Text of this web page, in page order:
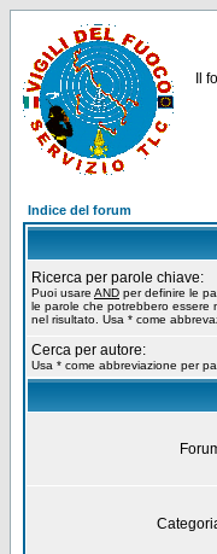
Il
Indice del forum
Ricerca per parole chiave:
Puoi usare AND per definire le
le parole che potrebbero essere
nel risultato. Usa * come
Cerca per autore:
Usa * come abbreviazione per